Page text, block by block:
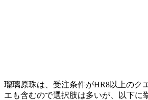
瑠璃原珠は、受注条件がHR8以上のク
エも含むので選択肢は多いが、以下に